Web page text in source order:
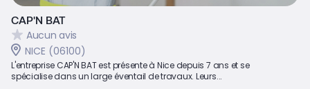
CAP'N BAT
Aucun avis
NICE (06100)
L'entreprise CAP'N BAT est présente à Nice depuis 7 ans et se
spécialise dans un large éventail de travaux. Leurs...